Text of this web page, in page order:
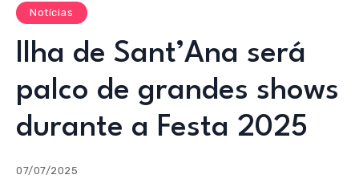
Notícias
Ilha de Sant’Ana será
palco de grandes shows
durante a Festa 2025
07/07/2025